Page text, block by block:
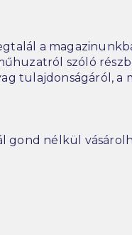
a
szóló
tulajdonságáról, a
gond nélkül